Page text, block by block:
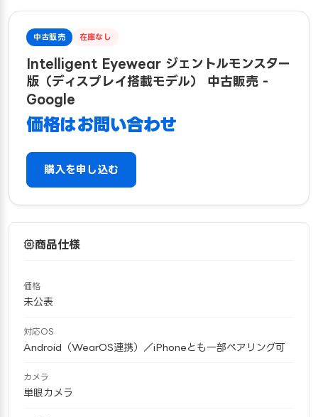
中古販売 在庫なし
Intelligent Eyewear ジェントルモンスター
版（ディスプレイ搭載モデル） 中古販売 -
Google
価格はお問い合わせ
購入を申し込む
商品仕様
価格
未公表
対応OS
Android（WearOS連携）／iPhoneとも一部ペアリング可
カメラ
単眼カメラ